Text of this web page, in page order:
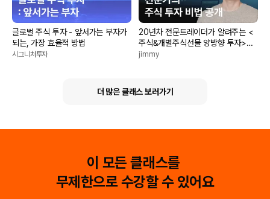
글로벌 주식 투자 - 앞서가는 부자가
되는, 가장 효율적 방법
시그니처투자
20년차 전문트레이더가 알려주는 <
주식&개별주식선물 양방향 투자>
그리고 시스템 트레이딩
jimmy
더 많은 클래스 보러가기
이 모든 클래스를
무제한으로 수강할 수 있어요